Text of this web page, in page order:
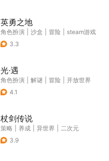
英勇之地
角色扮演 沙盒 冒险
steam游戏
3.3
光·遇
角色扮演 解谜 冒险
开放世界
4.1
杖剑传说
策略 养成 异世界
二次元
3.9